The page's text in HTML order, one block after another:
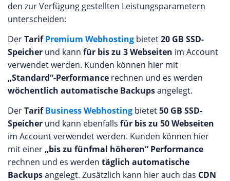
den zur Verfügung gestellten Leistungsparametern
unterscheiden:
DerTarifPremium Webhosting bietet20 GB SSD-
Speicher und kann für bis zu 3 Webseiten im Account
verwendet werden. Kunden können hier mit
„Standard“-Performance rechnen und es werden
wöchentlich automatische Backupsangelegt.
DerTarifBusiness Webhosting bietet50 GB SSD-
Speicher und kann ebenfalls für bis zu 50 Webseiten
im Account verwendet werden. Kunden können hier
mit einer „bis zu fünfmal höheren“ Performance
rechnen und es werden täglich automatische
Backupsangelegt. Zusätzlich kann hier auch das CDN